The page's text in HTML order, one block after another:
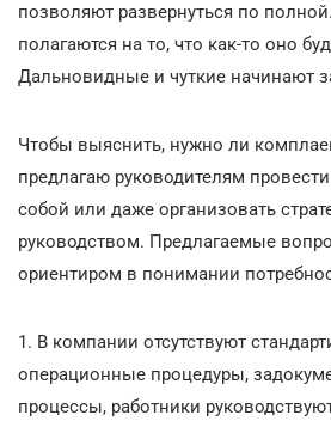
позволяют развернуться по
полагаются на то, что как-то оно
Дальновидные и чуткие начинают
Чтобы выяснить, нужно ли
предлагаю руководителям
собой или даже организовать
руководством. Предлагаемые
ориентиром в понимании
1. В компании отсутствуют
операционные процедуры,
процессы, работники